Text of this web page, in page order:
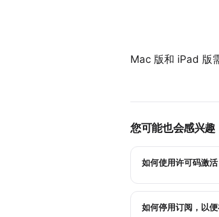
Mac 版和 iPad 版
您可能也会感兴趣
如何使用许可码激
如何停用订阅，以